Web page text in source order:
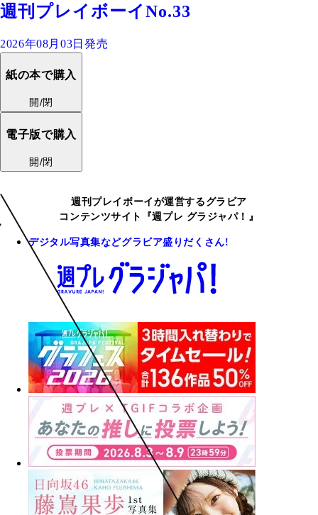
週刊プレイボーイNo.33
2026年08月03日発売
紙の本で購入
開/閉
電子版で購入
開/閉
週刊プレイボーイが運営するグラビア
コンテンツサイト『週プレ グラジャパ！』
デジタル写真集などグラビア盛りだくさん!